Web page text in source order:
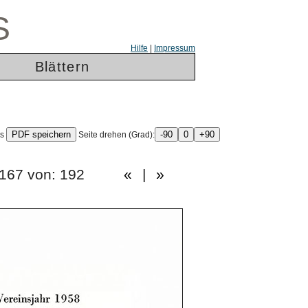
Hilfe Impressum
Blättern
Seite drehen (Grad):
167 von: 192 « | »